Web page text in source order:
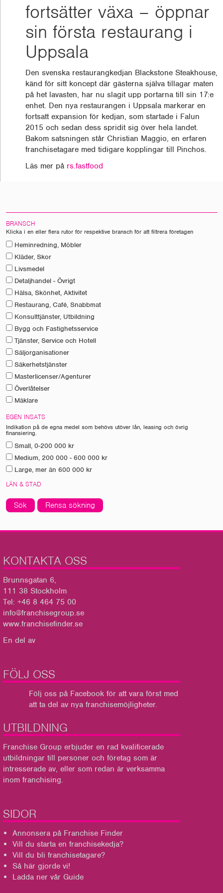
fortsätter växa – öppnar
sin första restaurang i
Uppsala
Den svenska restaurangkedjan Blackstone Steakhouse,
känd för sitt koncept där gästerna själva tillagar maten
på het lavasten, har nu slagit upp portarna till sin 17:e
enhet. Den nya restaurangen i Uppsala markerar en
fortsatt expansion för kedjan, som startade i Falun
2015 och sedan dess spridit sig över hela landet.
Bakom satsningen står Christian Maggio, en erfaren
franchisetagare med tidigare kopplingar till Pinchos.
Läs mer på rs.fastfood
BRANSCH
Klicka i en eller flera rutor för respektive bransch för att filtrera företagen
Heminredning, Möbler
Kläder, Skor
Livsmedel
Detaljhandel - Övrigt
Hälsa, Skönhet, Aktivitet
Restaurang, Café, Snabbmat
Konsulttjänster, Utbildning
Bygg och Fastighetsservice
Tjänster, Service och Hotell
Säljorganisationer
Säkerhetstjänster
Masterlicenser/Agenturer
Överlåtelser
Mäklare
EGEN INSATS
Indikation på de egna medel som behövs utöver lån, leasing och övrig
finansiering.
Small, 0-200 000 kr
Medium, 200 000 - 600 000 kr
Large, mer än 600 000 kr
LÄN & STAD
Sök Rensa sökning
KONTAKTA OSS
Brunnsgatan 6,
111 38 Stockholm
Tel: +46 8 464 75 00
info@franchisegroup.se
www.franchisefinder.se
En del av
FÖLJ OSS
Följ oss på Facebook för att vara först med
att ta del av nya franchisemöjligheter.
UTBILDNING
Franchise Group erbjuder en rad kvalificerade
utbildningar till personer och företag som är
intresserade av, eller som redan är verksamma
inom franchising.
SIDOR
Annonsera på Franchise Finder
Vill du starta en franchisekedja?
Vill du bli franchisetagare?
Så här gjorde vi!
Ladda ner vår Guide